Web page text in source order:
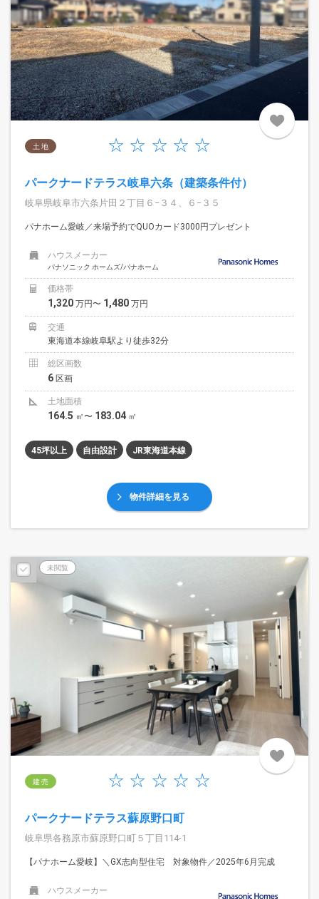
土 地
パークナードテラス岐阜六条（建築条件付）
岐阜県岐阜市六条片田２丁目６−３４、６−３５
パナホーム愛岐／来場予約でQUOカード3000円プレゼント
ハウスメーカー
パナソニック ホームズ/パナホーム
価格帯
1,320 万円〜 1,480 万円
交通
東海道本線岐阜駅より徒歩32分
総区画数
6 区画
土地面積
164.5 ㎡〜 183.04 ㎡
45坪以上 自由設計 JR東海道本線
物件詳細を見る
未閲覧
建 売
パークナードテラス蘇原野口町
岐阜県各務原市蘇原野口町５丁目114-1
【パナホーム愛岐】＼GX志向型住宅 対象物件／2025年6月完成
ハウスメーカー